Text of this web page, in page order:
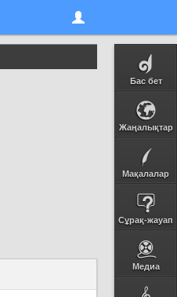
Бас бет
Жаңалықтар
Мақалалар
Сұрақ-жауап
Медиа